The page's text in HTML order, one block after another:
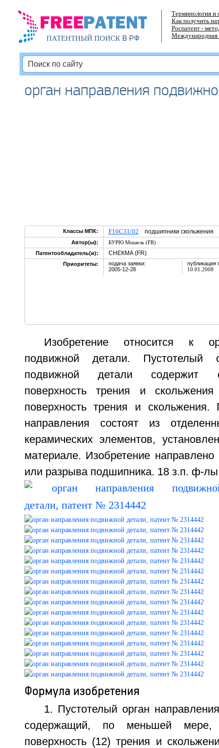
ПАТЕНТНЫЙ ПОИСКВ РФ
Терминология и
Как получить
Роспатент -
Международная
орган направления
Классы МПК: F16C31/02 подшипники скольжения
Автор(ы):
БУРЮ Мишель (FR)
Патентообладатель(и):
СНЕКМА (FR)
Приоритеты:
подача заявки:
2005-12-28
публикация
10.01.2008
Изобретение относится к
подвижной детали. Пустотелый
подвижной детали содержит
поверхность трения и
поверхность трения и скольжения.
направления состоят из
керамических элементов,
материале. Изобретение
или разрыва подшипника. 18 з.п. ф-
Формула изобретения
1. Пустотелый орган
содержащий, по меньшей мере,
поверхность (12) трения и